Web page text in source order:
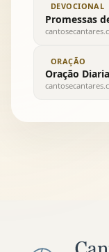
DEVOCIONAL
Promessas
ORAÇÃO
Oração Diaria